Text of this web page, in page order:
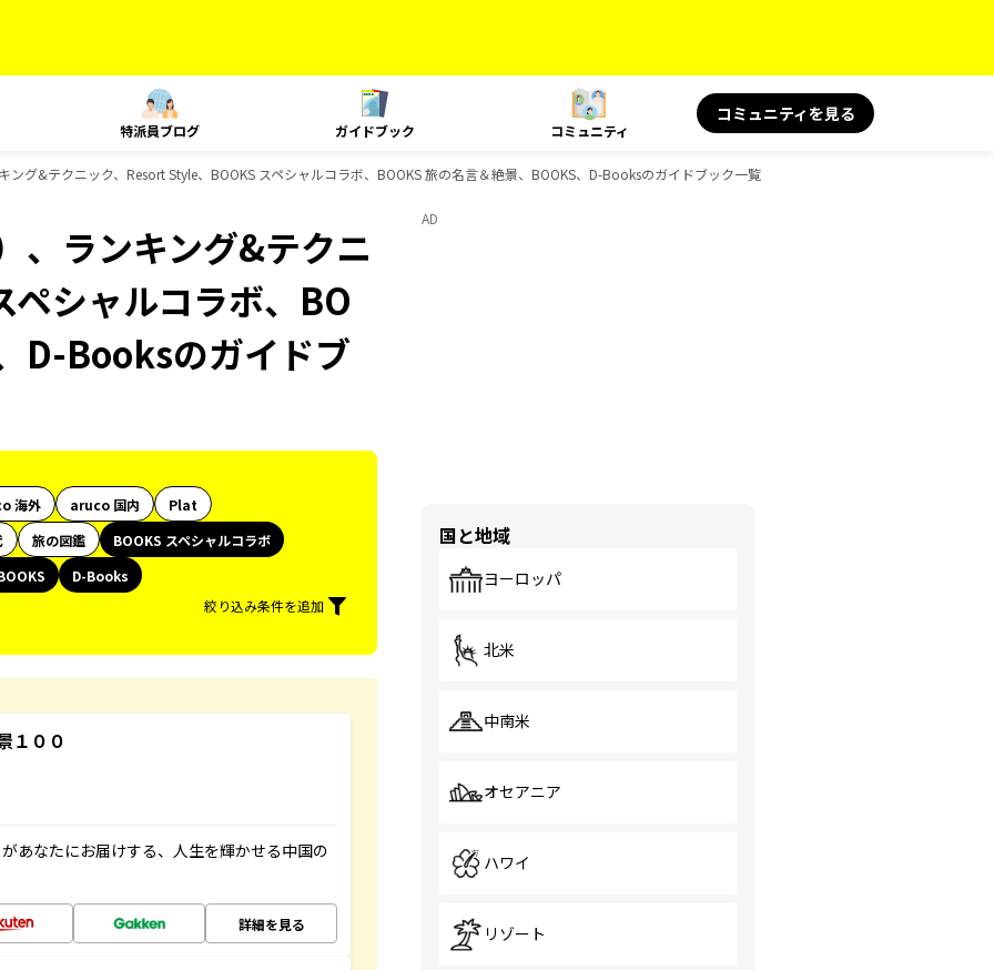
特派員ブログ ガイドブック コミュニティ
コミュニティを見る
ング&テクニック、Resort Style、BOOKS スペシャルコラボ、BOOKS 旅の名言＆絶景、BOOKS、D-Booksのガイドブック一覧
、ランキング&テクニ
シャルコラボ、BO
D-Booksのガイドブ
海外 aruco 国内
Plat
旅の図鑑
BOOKS スペシャルコラボ
D-Books
絞り込み条件を追加
１００
あなたにお届けする、人生を輝かせる中国の
詳細を見る
AD
国と地域
ヨーロッパ
北米
中南米
オセアニア
ハワイ
リゾート